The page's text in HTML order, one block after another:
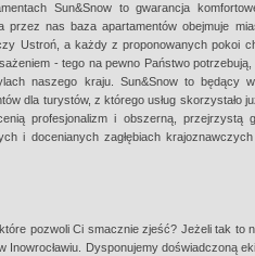
Sun&Snow to gwarancja
przez nas baza apartamentów obejmuje
Ustroń, a każdy z proponowanych pokoi
- tego na pewno Państwo
naszego kraju. Sun&Snow to będący
dla turystów, z którego usług skorzystało
profesjonalizm i obszerną, przejrzystą
i docenianych zagłębiach
pozwoli Ci smacznie zjeść? Jeżeli tak to
Inowrocławiu. Dysponujemy doświadczoną